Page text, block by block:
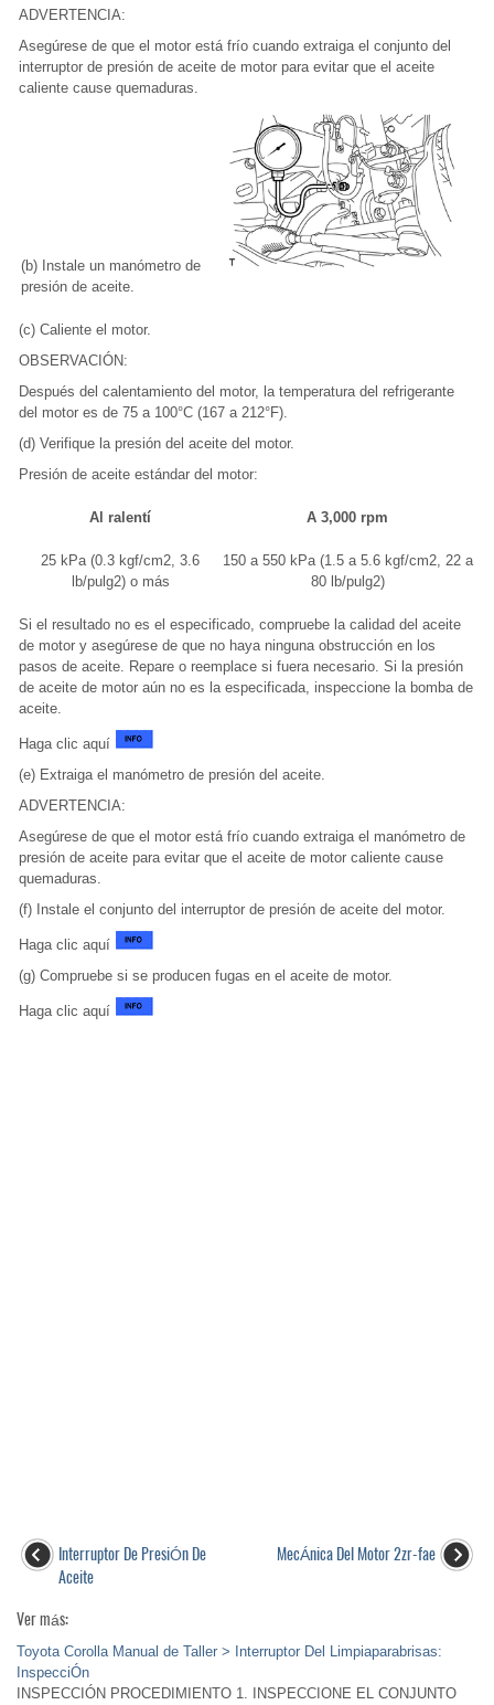
ADVERTENCIA:
Asegúrese de que el motor está frío cuando extraiga el conjunto del
interruptor de presión de aceite de motor para evitar que el aceite
caliente cause quemaduras.
(b) Instale un manómetro de
presión de aceite.
(c) Caliente el motor.
OBSERVACIÓN:
Después del calentamiento del motor, la temperatura del refrigerante
del motor es de 75 a 100°C (167 a 212°F).
(d) Verifique la presión del aceite del motor.
Presión de aceite estándar del motor:
Al ralentí A 3,000 rpm
25 kPa (0.3 kgf/cm2, 3.6
lb/pulg2) o más
150 a 550 kPa (1.5 a 5.6 kgf/cm2, 22 a
80 lb/pulg2)
Si el resultado no es el especificado, compruebe la calidad del aceite
de motor y asegúrese de que no haya ninguna obstrucción en los
pasos de aceite. Repare o reemplace si fuera necesario. Si la presión
de aceite de motor aún no es la especificada, inspeccione la bomba de
aceite.
Haga clic aquí
(e) Extraiga el manómetro de presión del aceite.
ADVERTENCIA:
Asegúrese de que el motor está frío cuando extraiga el manómetro de
presión de aceite para evitar que el aceite de motor caliente cause
quemaduras.
(f) Instale el conjunto del interruptor de presión de aceite del motor.
Haga clic aquí
(g) Compruebe si se producen fugas en el aceite de motor.
Haga clic aquí
Interruptor De PresiÓn De
Aceite
MecÁnica Del Motor 2zr-fae
Ver más:
Toyota Corolla Manual de Taller > Interruptor Del Limpiaparabrisas:
InspecciÓn
INSPECCIÓN PROCEDIMIENTO 1. INSPECCIONE EL CONJUNTO